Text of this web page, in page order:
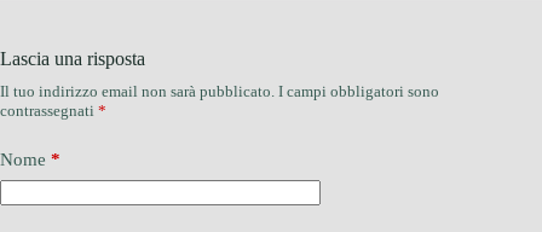
Lascia una risposta
Il tuo indirizzo email non sarà pubblicato. I campi obbligatori sono
contrassegnati *
Nome *